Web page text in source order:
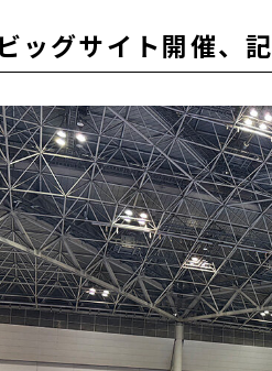
ッグサイト開催、